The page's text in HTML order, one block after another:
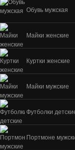
Обувь мужская
Майки женские
Куртки женские
Майки мужские
Футболки
Портмоне